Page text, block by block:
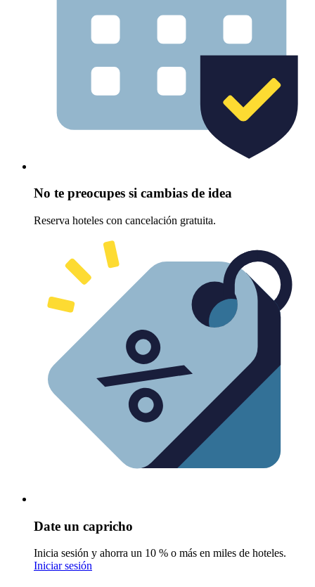
No te preocupes si cambias de idea
Reserva hoteles con cancelación gratuita.
Date un capricho
Inicia sesión y ahorra un 10 % o más en miles de hoteles.
Iniciar sesión